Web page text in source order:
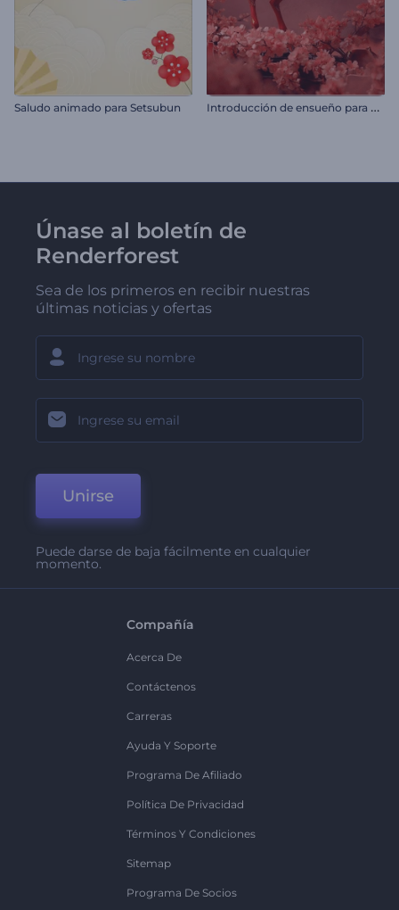
Saludo animado para Setsubun I
ntroducción de ensueño para el Año Nuevo chino
Únase al boletín de
Renderforest
Sea de los primeros en recibir nuestras
últimas noticias y ofertas
Unirse
Puede darse de baja fácilmente en cualquier
momento.
Compañía
Acerca De
Contáctenos
Carreras
Ayuda Y Soporte
Programa De Afiliado
Política De Privacidad
Términos Y Condiciones
Sitemap
Programa De Socios